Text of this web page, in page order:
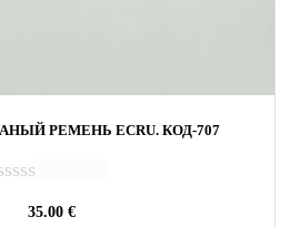
РЕМЕНЬ ECRU. КОД-707
35.00 €